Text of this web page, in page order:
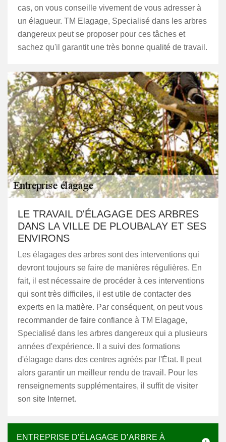
cas, on vous conseille vivement de vous adresser à
un élagueur. TM Elagage, Specialisé dans les arbres
dangereux peut se proposer pour ces tâches et
sachez qu'il garantit une très bonne qualité de travail.
LE TRAVAIL D'ÉLAGAGE DES ARBRES
DANS LA VILLE DE PLOUBALAY ET SES
ENVIRONS
Les élagages des arbres sont des interventions qui
devront toujours se faire de manières régulières. En
fait, il est nécessaire de procéder à ces interventions
qui sont très difficiles, il est utile de contacter des
experts en la matière. Par conséquent, on peut vous
recommander de faire confiance à TM Elagage,
Specialisé dans les arbres dangereux qui a plusieurs
années d'expérience. Il a suivi des formations
d'élagage dans des centres agréés par l'État. Il peut
alors garantir un meilleur rendu de travail. Pour les
renseignements supplémentaires, il suffit de visiter
son site Internet.
ENTREPRISE D’ÉLAGAGE D’ARBRE À